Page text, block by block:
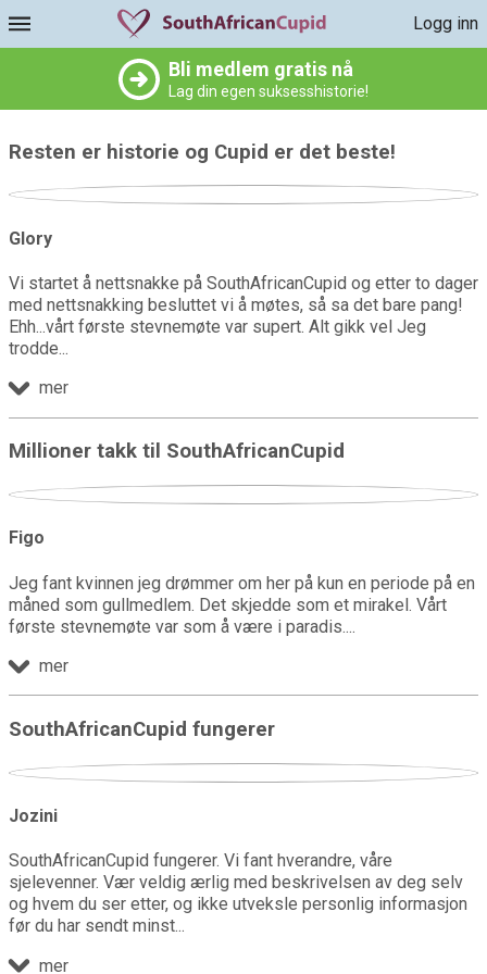
Logg inn
Bli medlem gratis nå
Lag din egen suksesshistorie!
Resten er historie og Cupid er det beste!
Glory
Vi startet å nettsnakke på SouthAfricanCupid og etter to dager
med nettsnakking besluttet vi å møtes, så sa det bare pang!
Ehh...vårt første stevnemøte var supert. Alt gikk vel Jeg
trodde
mer
Millioner takk til SouthAfricanCupid
Figo
Jeg fant kvinnen jeg drømmer om her på kun en periode på en
måned som gullmedlem. Det skjedde som et mirakel. Vårt
første stevnemøte var som å være i paradis.
mer
SouthAfricanCupid fungerer
Jozini
SouthAfricanCupid fungerer. Vi fant hverandre, våre
sjelevenner. Vær veldig ærlig med beskrivelsen av deg selv
og hvem du ser etter, og ikke utveksle personlig informasjon
før du har sendt minst
mer